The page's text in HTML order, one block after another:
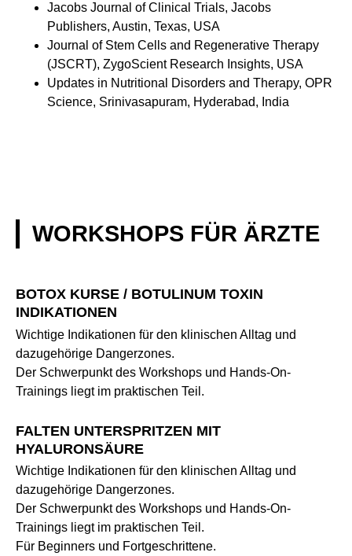
Jacobs Journal of Clinical Trials, Jacobs
Publishers, Austin, Texas, USA
Journal of Stem Cells and Regenerative Therapy
(JSCRT), ZygoScient Research Insights, USA
Updates in Nutritional Disorders and Therapy, OPR
Science, Srinivasapuram, Hyderabad, India
WORKSHOPS FÜR ÄRZTE
BOTOX KURSE / BOTULINUM TOXIN
INDIKATIONEN
Wichtige Indikationen für den klinischen Alltag und
dazugehörige Dangerzones.
Der Schwerpunkt des Workshops und Hands-On-
Trainings liegt im praktischen Teil.
FALTEN UNTERSPRITZEN MIT
HYALURONSÄURE
Wichtige Indikationen für den klinischen Alltag und
dazugehörige Dangerzones.
Der Schwerpunkt des Workshops und Hands-On-
Trainings liegt im praktischen Teil.
Für Beginners und Fortgeschrittene.